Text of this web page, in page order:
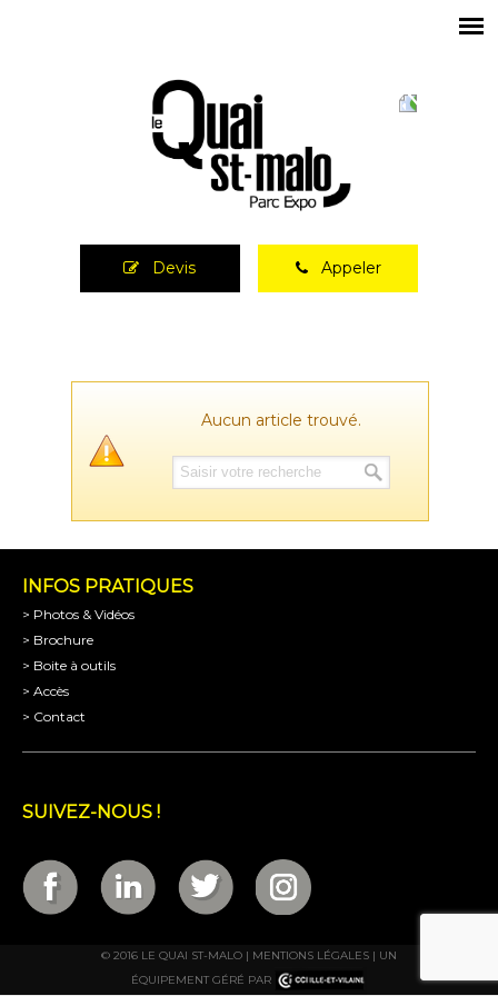
Devis Appeler
Aucun article trouvé.
INFOS PRATIQUES
> Photos & Vidéos
> Brochure
> Boite à outils
> Accès
> Contact
SUIVEZ-NOUS !
© 2016 LE QUAI ST-MALO | MENTIONS LÉGALES | UN
ÉQUIPEMENT GÉRÉ PAR